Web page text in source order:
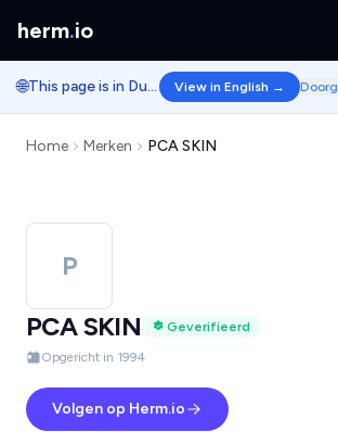
herm.io
🌐 This page is in Dutch. View in English →
Home Merken PCA SKIN
P
PCA SKIN
Geverifieerd
Opgericht in 1994
Volgen op Herm.io